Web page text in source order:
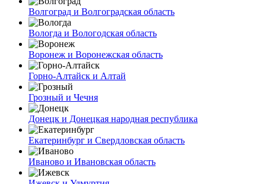
Волгоград и Волгоградская область
Вологда и Вологодская область
Воронеж и Воронежская область
Горно-Алтайск и Алтай
Грозный и Чечня
Донецк и Донецкая народная республика
Екатеринбург и Свердловская область
Иваново и Ивановская область